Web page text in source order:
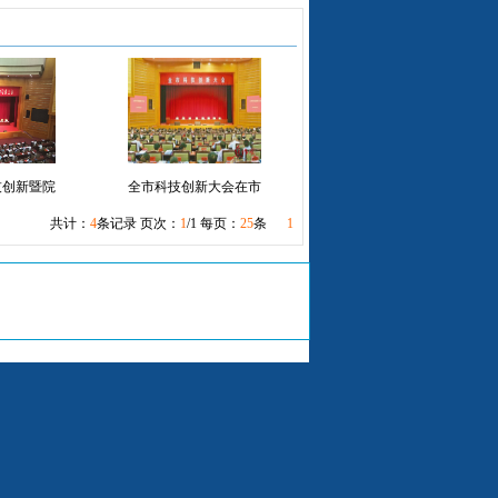
新暨院 全市科技创新大会在市
共计： 4条记录 页次： 1/1 每页： 25条 1